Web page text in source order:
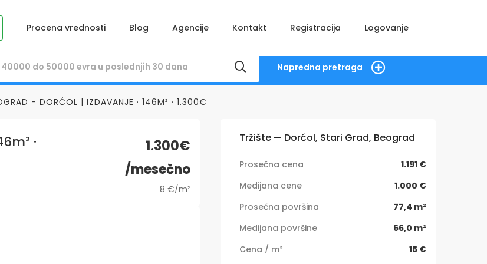
Procena vrednosti Blog Agencije Kontakt Registracija Logovanje
Napredna pretraga
- DORĆOL | IZDAVANJE · 146M² · 1.300€
·
1.300€
/mesečno
8 €/m²
Tržište — Dorćol, Stari Grad, Beograd
Prosečna cena
1.191 €
Medijana cene
1.000 €
Prosečna površina
77,4 m²
Medijana površine
66,0 m²
Cena / m²
15 €